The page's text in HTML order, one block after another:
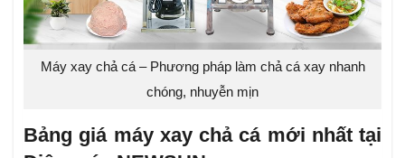
Máy xay chả cá – Phương pháp làm chả cá xay nhanh
chóng, nhuyễn mịn
Bảng giá máy xay chả cá mới nhất tại